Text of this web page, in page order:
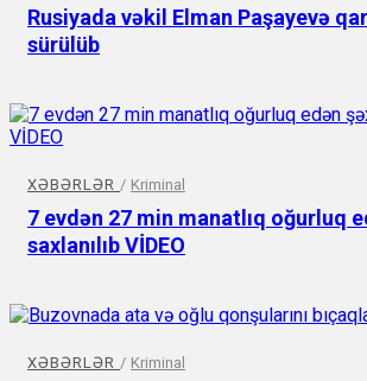
Rusiyada vəkil Elman Paşayevə
sürülüb
XƏBƏRLƏR / Kriminal
7 evdən 27 min manatlıq oğurluq
saxlanılıb VİDEO
XƏBƏRLƏR / Kriminal